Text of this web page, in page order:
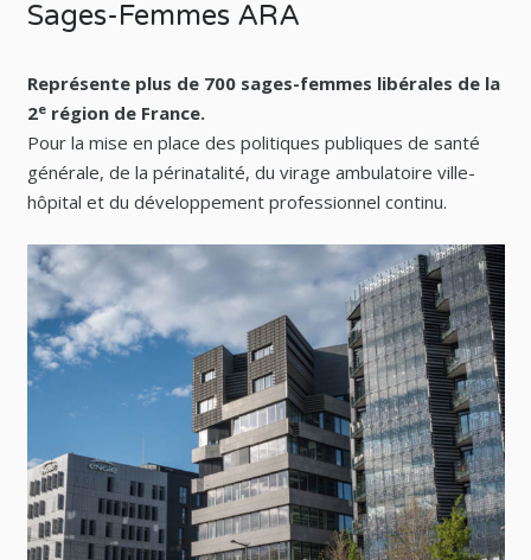
Sages-Femmes ARA
Représente plus de 700 sages-femmes libérales de la
2erégion de France.
Pour la mise en place des politiques publiques de santé
générale, de la périnatalité, du virage ambulatoire ville-
hôpital et du développement professionnel continu.